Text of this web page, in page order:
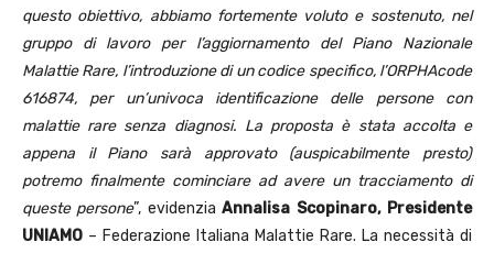
questo obiettivo, abbiamo fortemente voluto e sostenuto, nel
gruppo di lavoro per l’aggiornamento del Piano Nazionale
Malattie Rare, l’introduzione di un codice specifico, l’ORPHAcode
616874, per un’univoca identificazione delle persone con
malattie rare senza diagnosi. La proposta è stata accolta e
appena il Piano sarà approvato (auspicabilmente presto)
potremo finalmente cominciare ad avere un tracciamento di
queste persone”, evidenziaAnnalisa Scopinaro, Presidente
UNIAMO – Federazione Italiana Malattie Rare. La necessità di